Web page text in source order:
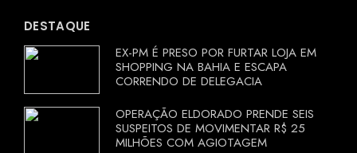
DESTAQUE
EX-PM É PRESO POR FURTAR LOJA EM
SHOPPING NA BAHIA E ESCAPA
CORRENDO DE DELEGACIA
OPERAÇÃO ELDORADO PRENDE SEIS
SUSPEITOS DE MOVIMENTAR R$ 25
MILHÕES COM AGIOTAGEM